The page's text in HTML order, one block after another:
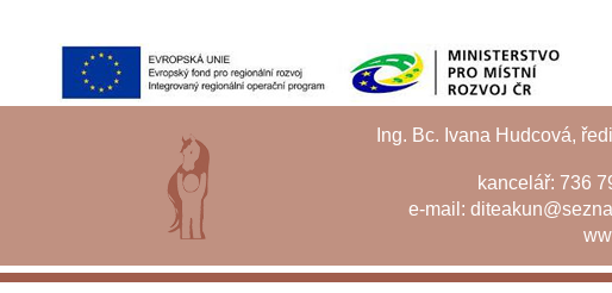
Ing. Bc. Ivana Hudcová,
kancelář: 736
e-mail: